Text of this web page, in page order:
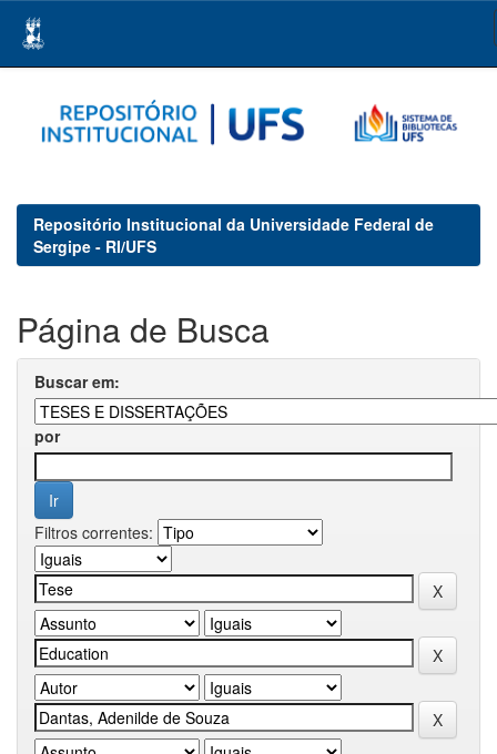
navigation
Repositório Institucional da Universidade Federal de
Sergipe - RI/UFS
Página de Busca
Buscar em:
por
Filtros correntes: